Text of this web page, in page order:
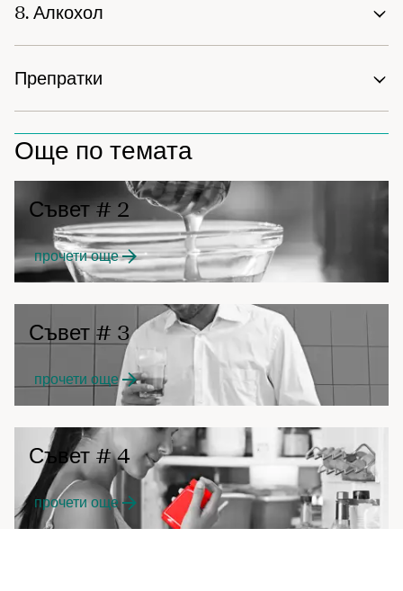
8. Алкохол
Препратки
Още по темата
Съвет # 2
прочети още
Съвет # 3
прочети още
Съвет # 4
прочети още